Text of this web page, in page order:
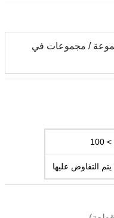
مجموعة / مجموعات في
> 100
يتم التفاوض عليها